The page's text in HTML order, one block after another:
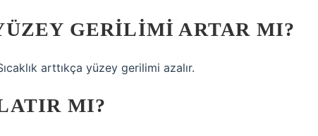
GERILIMI ARTAR MI?
arttıkça yüzey gerilimi azalır.
MI?